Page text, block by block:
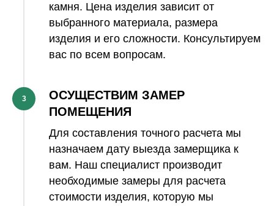
камня. Цена изделия зависит от
выбранного материала, размера
изделия и его сложности. Консультируем
вас по всем вопросам.
3
ОСУЩЕСТВИМ ЗАМЕР
ПОМЕЩЕНИЯ
Для составления точного расчета мы
назначаем дату выезда замерщика к
вам. Наш специалист производит
необходимые замеры для расчета
стоимости изделия, которую мы